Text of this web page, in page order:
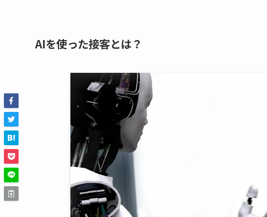
AIを使った接客とは？